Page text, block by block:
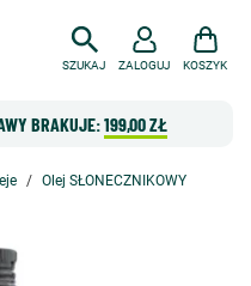
SZUKAJ
BRAKUJE:199,00 ZŁ
ZALOGUJ KOSZYK
Olej SŁONECZNIKOWY